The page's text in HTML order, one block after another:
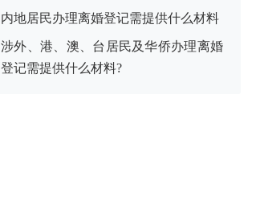
内地居民办理离婚登记需提供什么材料
涉外、港、澳、台居民及华侨办理离婚
登记需提供什么材料?